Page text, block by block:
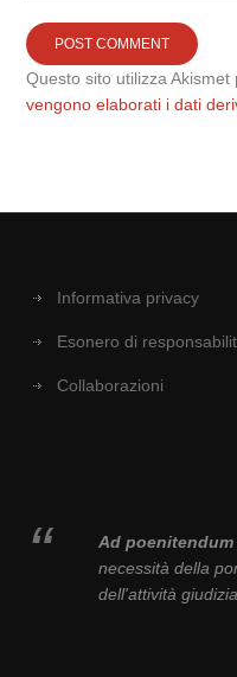
Questo sito utilizza
vengono elaborati i dati
Informativa privacy
Esonero di
Collaborazioni
Ad
necessità della
dell'attività